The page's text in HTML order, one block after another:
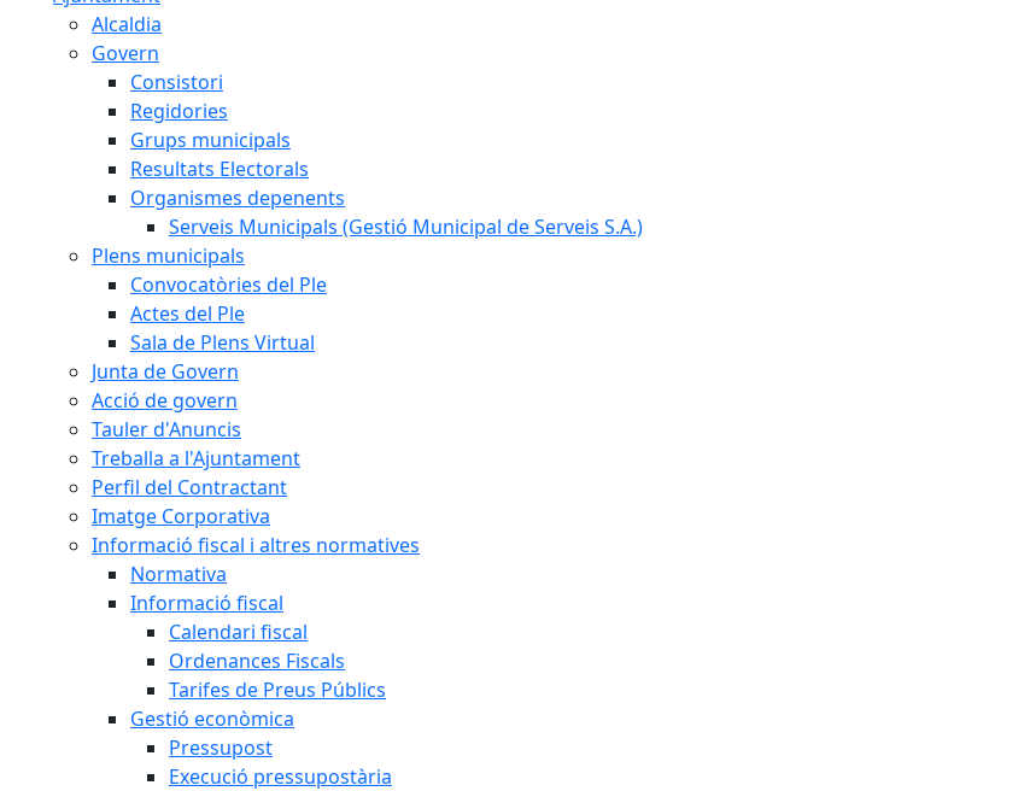
Alcaldia
Govern
Consistori
Regidories
Grups municipals
Resultats Electorals
Organismes depenents
Serveis Municipals (Gestió Municipal de Serveis S.A.)
Plens municipals
Convocatòries del Ple
Actes del Ple
Sala de Plens Virtual
Junta de Govern
Acció de govern
Tauler d'Anuncis
Treballa a l'Ajuntament
Perfil del Contractant
Imatge Corporativa
Informació fiscal i altres normatives
Normativa
Informació fiscal
Calendari fiscal
Ordenances Fiscals
Tarifes de Preus Públics
Gestió econòmica
Pressupost
Execució pressupostària